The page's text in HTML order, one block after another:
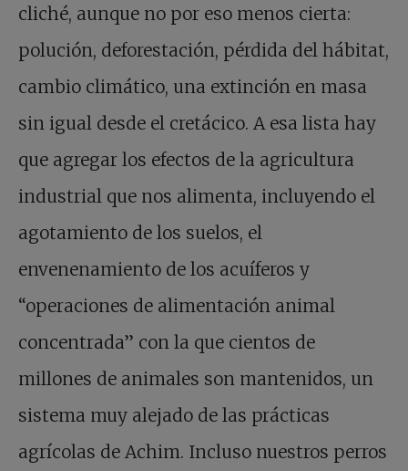
cliché, aunque no por eso menos cierta:
polución, deforestación, pérdida del hábitat,
cambio climático, una extinción en masa
sin igual desde el cretácico. A esa lista hay
que agregar los efectos de la agricultura
industrial que nos alimenta, incluyendo el
agotamiento de los suelos, el
envenenamiento de los acuíferos y
“operaciones de alimentación animal
concentrada” con la que cientos de
millones de animales son mantenidos, un
sistema muy alejado de las prácticas
agrícolas de Achim. Incluso nuestros perros